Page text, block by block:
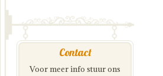
Contact
Voor meer info stuur ons